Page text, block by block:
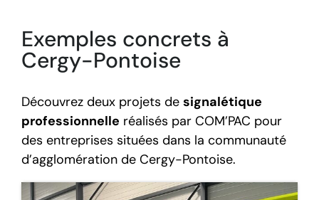
Exemples concrets à
Cergy-Pontoise
Découvrez deux projets de signalétique
professionnelle réalisés par COM’PAC pour
des entreprises situées dans la communauté
d’agglomération de Cergy-Pontoise.